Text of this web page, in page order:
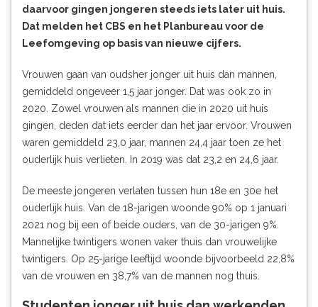
daarvoor gingen jongeren steeds iets later uit huis.
Dat melden het CBS en het Planbureau voor de
Leefomgeving op basis van nieuwe cijfers.
Vrouwen gaan van oudsher jonger uit huis dan mannen,
gemiddeld ongeveer 1,5 jaar jonger. Dat was ook zo in
2020. Zowel vrouwen als mannen die in 2020 uit huis
gingen, deden dat iets eerder dan het jaar ervoor. Vrouwen
waren gemiddeld 23,0 jaar, mannen 24,4 jaar toen ze het
ouderlijk huis verlieten. In 2019 was dat 23,2 en 24,6 jaar.
De meeste jongeren verlaten tussen hun 18e en 30e het
ouderlijk huis. Van de 18-jarigen woonde 90% op 1 januari
2021 nog bij een of beide ouders, van de 30-jarigen 9%.
Mannelijke twintigers wonen vaker thuis dan vrouwelijke
twintigers. Op 25-jarige leeftijd woonde bijvoorbeeld 22,8%
van de vrouwen en 38,7% van de mannen nog thuis.